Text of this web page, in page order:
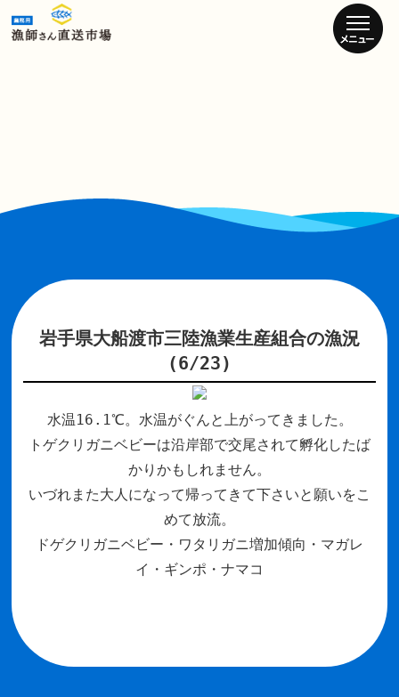
岩手県大船渡市三陸漁業生産組合の漁況
(6/23)
水温16.1℃。水温がぐんと上がってきました。
トゲクリガニベビーは沿岸部で交尾されて孵化したば
かりかもしれません。
いづれまた大人になって帰ってきて下さいと願いをこ
めて放流。
ドゲクリガニベビー・ワタリガニ増加傾向・マガレ
イ・ギンポ・ナマコ